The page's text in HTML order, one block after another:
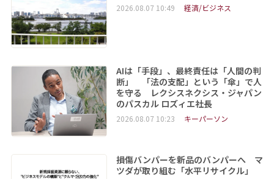
2026.08.07 10:49 経済/ビジネス
AIは「手段」、最終責任は「人間の判
断」 「法の支配」という「傘」で人
を守る レクシスネクシス・ジャパン
のパスカル ロズィエ社長
2026.08.07 10:23 キーパーソン
損傷バンパーを新品のバンパーへ マ
ツダが取り組む「水平リサイクル」